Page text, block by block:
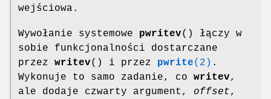
wejściowa.
Wywołanie systemowe pwritev() łączy w
sobie funkcjonalności dostarczane
przez writev() i przez pwrite(2) .
Wykonuje to samo zadanie, co writev,
ale dodaje czwarty argument, offset,